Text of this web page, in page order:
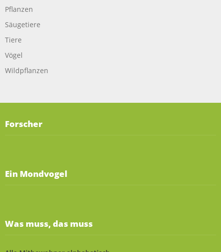
Pflanzen
Säugetiere
Tiere
Vögel
Wildpflanzen
Forscher
Ein Mondvogel
Was muss, das muss